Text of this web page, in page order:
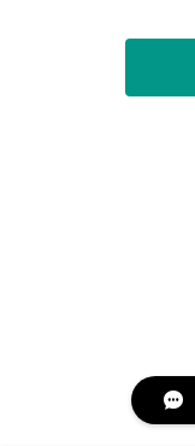
Early Dancehall